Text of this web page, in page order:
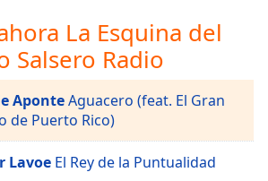
La Esquina del
Salsero Radio
AponteAguacero (feat. El Gran
de Puerto Rico)
Lavoe El Rey de la Puntualidad